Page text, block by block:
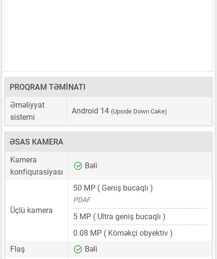
PROQRAM TƏMINATI
Əməliyyat
sistemi
Android 14 (Upside Down Cake)
ƏSAS KAMERA
Kamera
konfiqurasiyası
Bəli
Üçlü kamera
50 MP ( Geniş bucaqlı )
PDAF
5 MP ( Ultra geniş bucaqlı )
0.08 MP ( Köməkçi obyektiv )
Flaş
Bəli